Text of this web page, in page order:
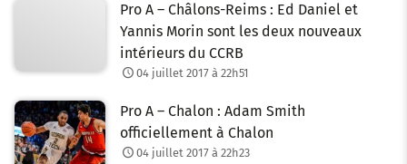
Pro A – Châlons-Reims : Ed Daniel et
Yannis Morin sont les deux nouveaux
intérieurs du CCRB
04 juillet 2017 à 22h51
Pro A – Chalon : Adam Smith
officiellement à Chalon
04 juillet 2017 à 22h23